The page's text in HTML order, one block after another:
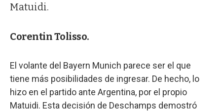
Matuidi.
Corentin Tolisso.
El volante del Bayern Munich parece ser el que
tiene más posibilidades de ingresar. De hecho, lo
hizo en el partido ante Argentina, por el propio
Matuidi. Esta decisión de Deschamps demostró